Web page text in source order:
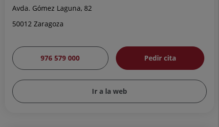
Avda. Gómez Laguna, 82
50012 Zaragoza
976 579 000 Pedir cita
Ir a la web